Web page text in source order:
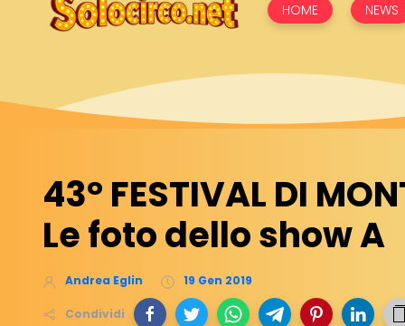
HOME NEWS
43° FESTIVAL DI
Le foto dello show A
Andrea Eglin 19 Gen 2019
Condividi